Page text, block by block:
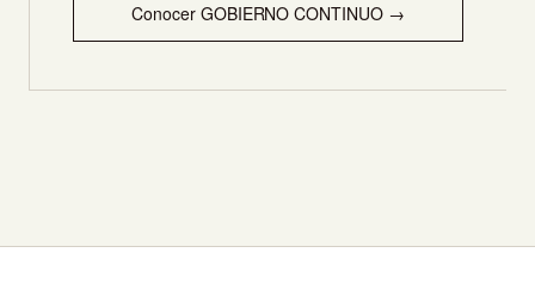
Conocer GOBIERNO CONTINUO →